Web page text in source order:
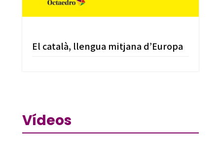
El català, llengua mitjana d’Europa
Vídeos